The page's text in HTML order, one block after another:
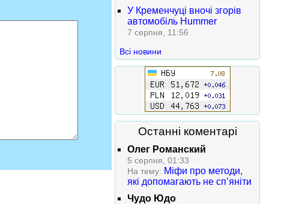
У Кременчуці вночі згорів
автомобіль Hummer
7 серпня, 11:56
Всі новини
Останні коментарі
Олег Романский
5 серпня, 01:33
На тему: Міфи про методи,
які допомагають не сп’яніти
Чудо Юдо